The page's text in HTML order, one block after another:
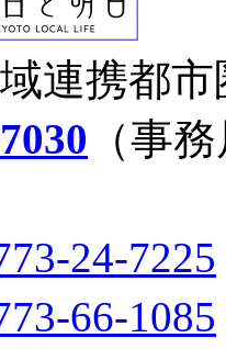
連携都
（事
24-7225
66-1085